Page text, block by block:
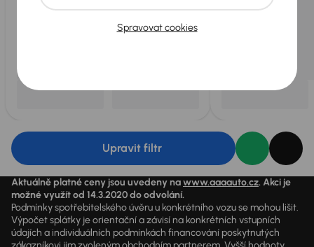
Upravit filtr
Aktuálně platné ceny jsou uvedeny nawww.aaaauto.cz. Akci je
možné využít od 14.3.2020 do odvolání.
Podmínky spotřebitelského úvěru u konkrétního vozu se mohou lišit.
Výpočet splátky je orientační a závisí na konkrétních vstupních
údajích a individuálních podmínkách financování poskytnutých
Spravovat cookies